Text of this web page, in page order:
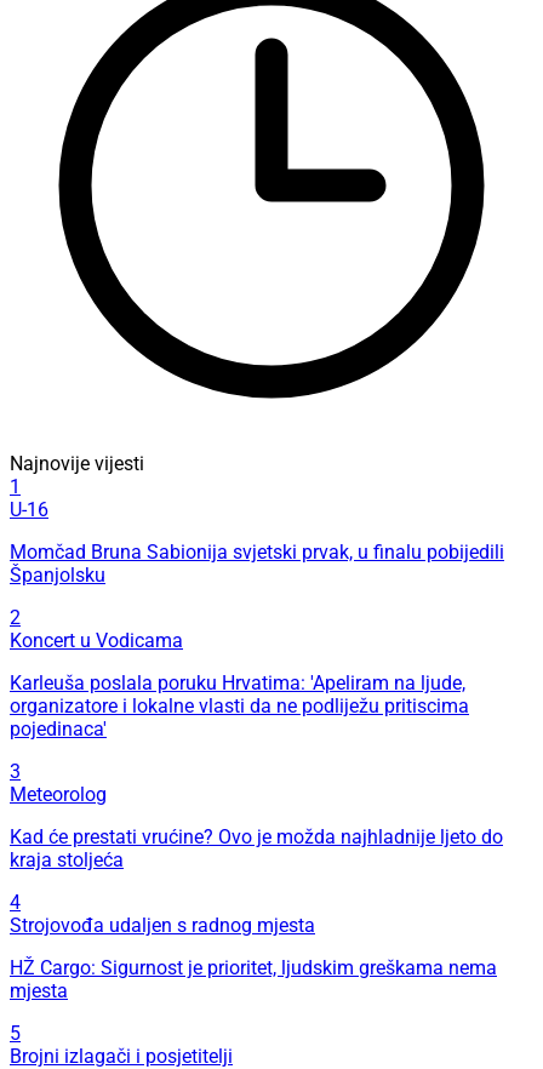
Najnovije vijesti
1
U-16
Momčad Bruna Sabionija svjetski prvak, u finalu pobijedili
Španjolsku
2
Koncert u Vodicama
Karleuša poslala poruku Hrvatima: 'Apeliram na ljude,
organizatore i lokalne vlasti da ne podliježu pritiscima
pojedinaca'
3
Meteorolog
Kad će prestati vrućine? Ovo je možda najhladnije ljeto do
kraja stoljeća
4
Strojovođa udaljen s radnog mjesta
HŽ Cargo: Sigurnost je prioritet, ljudskim greškama nema
mjesta
5
Brojni izlagači i posjetitelji